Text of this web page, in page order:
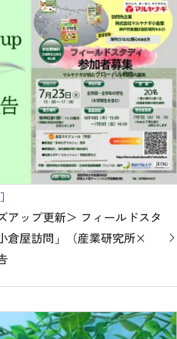
アップ更新＞ フィールドスタ
倉屋訪問」（産業研究所×